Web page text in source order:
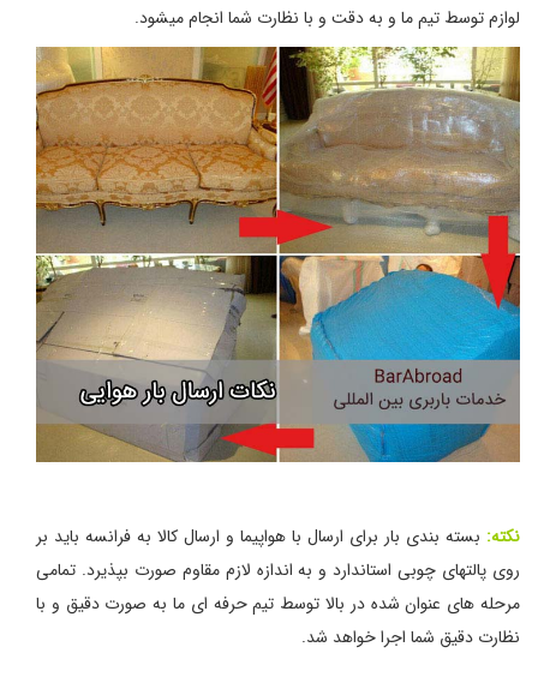
لوازم توسط تیم ما و به دقت و با نظارت شما انجام میشود.
نکته: بسته بندی بار برای ارسال با هواپیما و ارسال کالا به فرانسه باید بر
روی پالتهای چوبی استاندارد و به اندازه لازم مقاوم صورت بپذیرد. تمامی
مرحله های عنوان شده در بالا توسط تیم حرفه ای ما به صورت دقیق و با
نظارت دقیق شما اجرا خواهد شد.